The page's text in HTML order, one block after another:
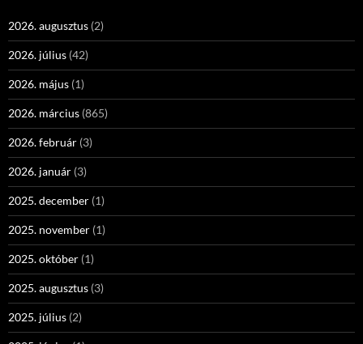
2026. augusztus (2)
2026. július (42)
2026. május (1)
2026. március (865)
2026. február (3)
2026. január (3)
2025. december (1)
2025. november (1)
2025. október (1)
2025. augusztus (3)
2025. július (2)